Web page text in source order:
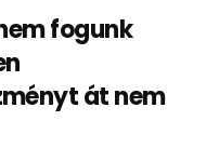
fogunk
át nem